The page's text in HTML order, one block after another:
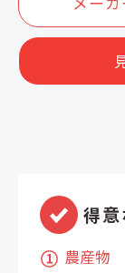
得意
農産物